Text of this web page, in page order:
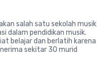
salah satu sekolah musik
dalam pendidikan musik.
belajar dan berlatih karena
sekitar 30 murid